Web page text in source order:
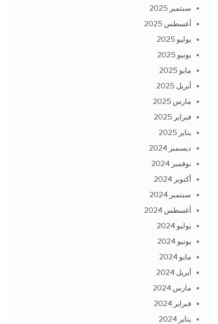
سبتمبر 2025
أغسطس 2025
يوليو 2025
يونيو 2025
مايو 2025
أبريل 2025
مارس 2025
فبراير 2025
يناير 2025
ديسمبر 2024
نوفمبر 2024
أكتوبر 2024
سبتمبر 2024
أغسطس 2024
يوليو 2024
يونيو 2024
مايو 2024
أبريل 2024
مارس 2024
فبراير 2024
يناير 2024